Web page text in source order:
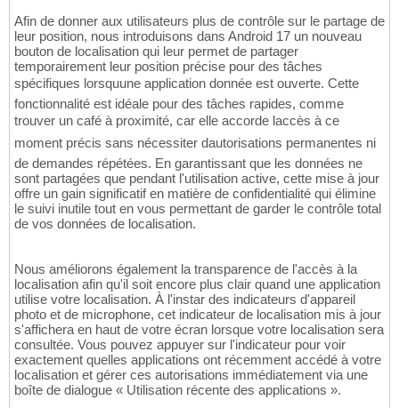
Afin de donner aux utilisateurs plus de contrôle sur le partage de
leur position, nous introduisons dans Android 17 un nouveau
bouton de localisation qui leur permet de partager
temporairement leur position précise pour des tâches
spécifiques lorsquune application donnée est ouverte. Cette
fonctionnalité est idéale pour des tâches rapides, comme
trouver un café à proximité, car elle accorde laccès à ce
moment précis sans nécessiter dautorisations permanentes ni
de demandes répétées. En garantissant que les données ne
sont partagées que pendant l'utilisation active, cette mise à jour
offre un gain significatif en matière de confidentialité qui élimine
le suivi inutile tout en vous permettant de garder le contrôle total
de vos données de localisation.
Nous améliorons également la transparence de l'accès à la
localisation afin qu'il soit encore plus clair quand une application
utilise votre localisation. À l'instar des indicateurs d'appareil
photo et de microphone, cet indicateur de localisation mis à jour
s'affichera en haut de votre écran lorsque votre localisation sera
consultée. Vous pouvez appuyer sur l'indicateur pour voir
exactement quelles applications ont récemment accédé à votre
localisation et gérer ces autorisations immédiatement via une
boîte de dialogue « Utilisation récente des applications ».